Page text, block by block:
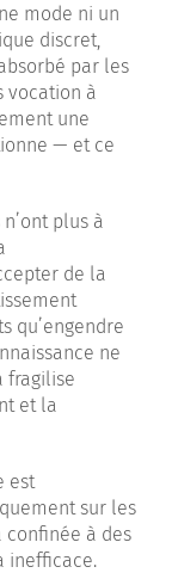
mode ni un
discret,
par les
vocation à
une
— et ce
plus à
de la
qu’engendre
ne
fragilise
et la
est
sur les
confinée à des
inefficace.